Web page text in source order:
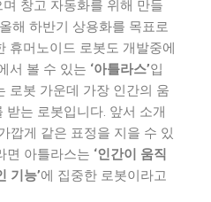
창고 자동화를 위해 만들
해 하반기 상용화를 목표로
휴머노이드 로봇도 개발중에
서 볼 수 있는 ‘아틀라스’입
로봇 가운데 가장 인간의 움
는 로봇입니다. 앞서 소개
깝게 같은 표정을 지을 수 있
면 아틀라스는 ‘인간이 움직
기능’에 집중한 로봇이라고